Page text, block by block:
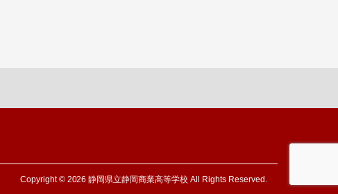
Copyright © 2026 静岡県立静岡商業高等学校 All Rights Reserved.